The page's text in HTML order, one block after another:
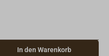
In den Warenkorb